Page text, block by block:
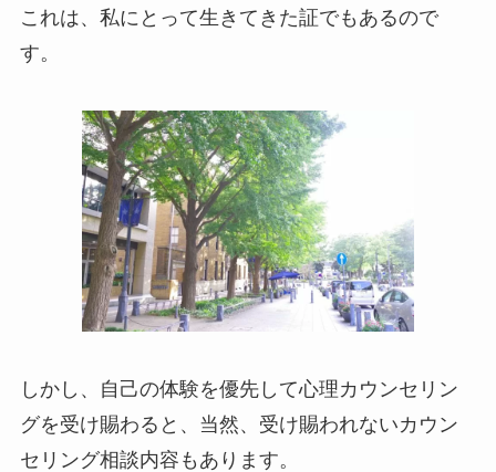
これは、私にとって生きてきた証でもあるので
す。
しかし、自己の体験を優先して心理カウンセリン
グを受け賜わると、当然、受け賜われないカウン
セリング相談内容もあります。